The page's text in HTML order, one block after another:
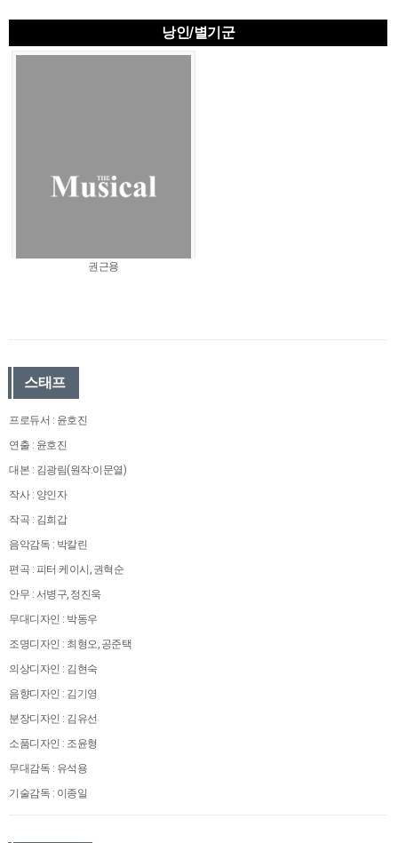
낭인/별기군
권근용
스태프
프로듀서 : 윤호진
연출 : 윤호진
대본 : 김광림(원작:이문열)
작사 : 양인자
작곡 : 김희갑
음악감독 : 박칼린
편곡 : 피터 케이시, 권혁순
안무 : 서병구, 정진욱
무대디자인 : 박동우
조명디자인 : 최형오, 공준택
의상디자인 : 김현숙
음향디자인 : 김기영
분장디자인 : 김유선
소품디자인 : 조윤형
무대감독 : 유석용
기술감독 : 이종일